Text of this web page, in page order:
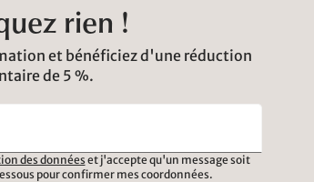
rien !
et bénéficiez d'une réduction
de 5 %.
des donnéeset j'accepte qu'un message soit
pour confirmer mes coordonnées.